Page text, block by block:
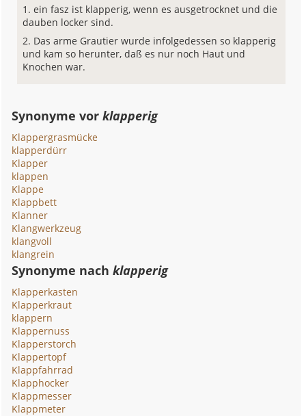
ein fasz ist klapperig, wenn es ausgetrocknet und die
dauben locker sind.
Das arme Grautier wurde infolgedessen so klapperig
und kam so herunter, daß es nur noch Haut und
Knochen war.
Synonyme vorklapperig
Klappergrasmücke
klapperdürr
Klapper
klappen
Klappe
Klappbett
Klanner
Klangwerkzeug
klangvoll
klangrein
Synonyme nachklapperig
Klapperkasten
Klapperkraut
klappern
Klappernuss
Klapperstorch
Klappertopf
Klappfahrrad
Klapphocker
Klappmesser
Klappmeter